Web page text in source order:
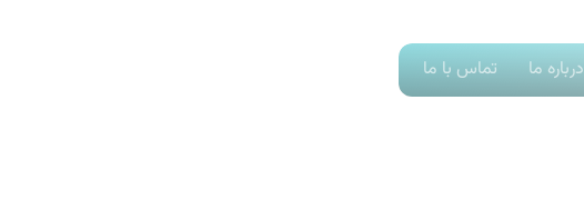
درباره ما تماس با ما